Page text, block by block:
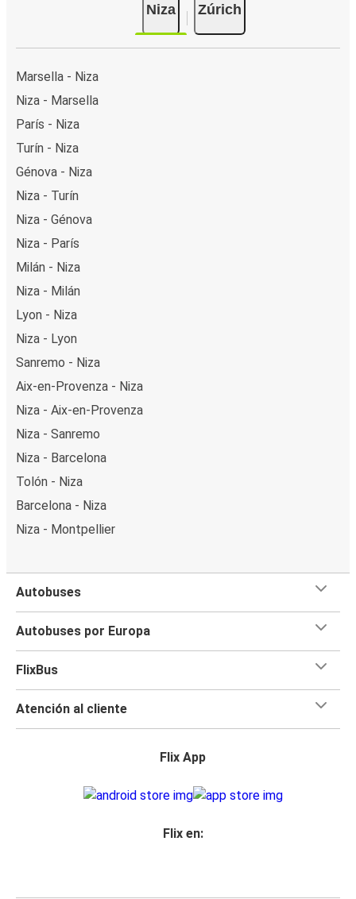
Niza Zúrich
Marsella - Niza
Niza - Marsella
París - Niza
Turín - Niza
Génova - Niza
Niza - Turín
Niza - Génova
Niza - París
Milán - Niza
Niza - Milán
Lyon - Niza
Niza - Lyon
Sanremo - Niza
Aix-en-Provenza - Niza
Niza - Aix-en-Provenza
Niza - Sanremo
Niza - Barcelona
Tolón - Niza
Barcelona - Niza
Niza - Montpellier
Autobuses
Autobuses por Europa
FlixBus
Atención al cliente
Flix App
Flix en: